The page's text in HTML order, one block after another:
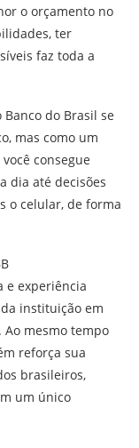
o orçamento no
ter
faz toda a
do Brasil se
mas como um
consegue
dia até decisões
o celular, de forma
e experiência
instituição em
mesmo tempo
reforça sua
brasileiros,
um único